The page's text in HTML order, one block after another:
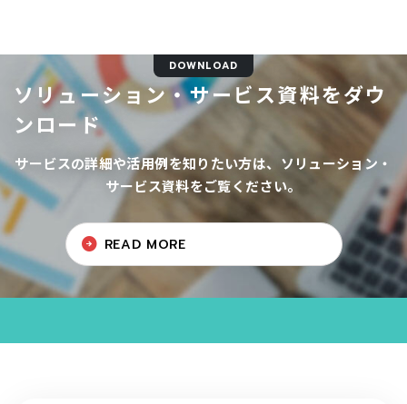
DOWNLOAD
ソリューション・サービス資料をダウ
ンロード
サービスの詳細や活用例を知りたい方は、ソリューション・
サービス資料をご覧ください。
READ MORE